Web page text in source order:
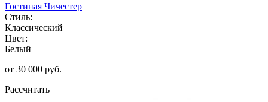
Гостиная Чичестер
Стиль:
Классический
Цвет:
Белый
от 30 000 руб.
Рассчитать